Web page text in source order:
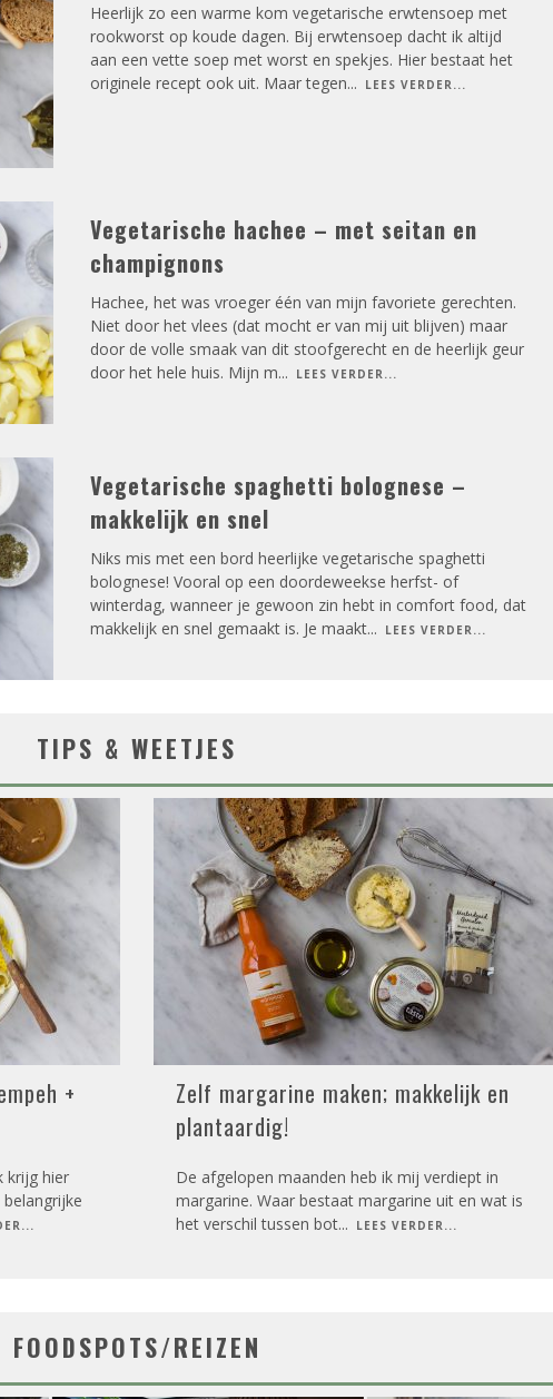
Heerlijk zo een warme kom vegetarische erwtensoep met
rookworst op koude dagen. Bij erwtensoep dacht ik altijd
aan een vette soep met worst en spekjes. Hier bestaat het
originele recept ook uit. Maar tegen... LEES VERDER...
Vegetarische hachee – met seitan en
champignons
Hachee, het was vroeger één van mijn favoriete gerechten.
Niet door het vlees (dat mocht er van mij uit blijven) maar
door de volle smaak van dit stoofgerecht en de heerlijk geur
door het hele huis. Mijn m... LEES VERDER...
Vegetarische spaghetti bolognese –
makkelijk en snel
Niks mis met een bord heerlijke vegetarische spaghetti
bolognese! Vooral op een doordeweekse herfst- of
winterdag, wanneer je gewoon zin hebt in comfort food, dat
makkelijk en snel gemaakt is. Je maakt... LEES VERDER...
TIPS & WEETJES
+
krijg hier
Zelf margarine maken; makkelijk en
plantaardig!
De afgelopen maanden heb ik mij verdiept in
margarine. Waar bestaat margarine uit en wat is
het verschil tussen bot... LEES VERDER...
FOODSPOTS/REIZEN